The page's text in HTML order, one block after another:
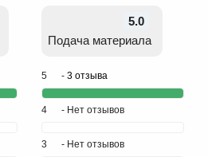
5.0
Подача материала
5 - 3 отзыва
4 - Нет отзывов
3 - Нет отзывов